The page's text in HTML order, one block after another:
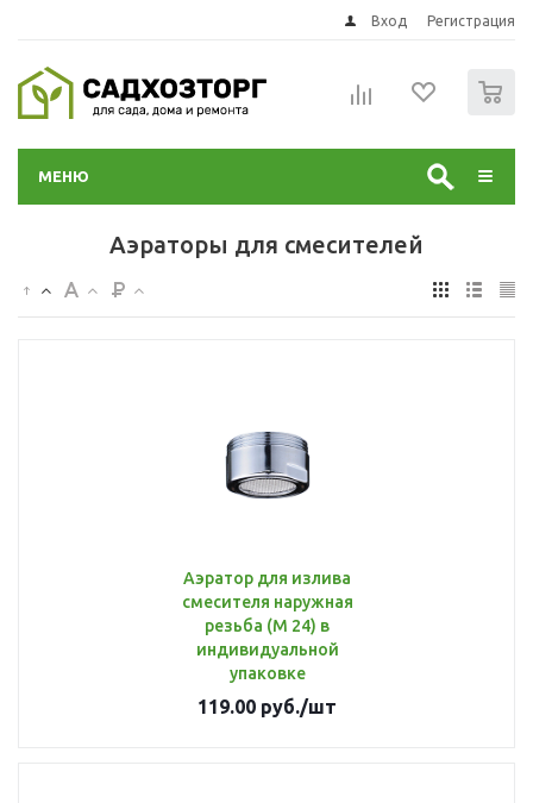
Вход Регистрация
МЕНЮ
Аэраторы для смесителей
Аэратор для излива
смесителя наружная
резьба (М 24) в
индивидуальной
упаковке
119.00 руб./шт